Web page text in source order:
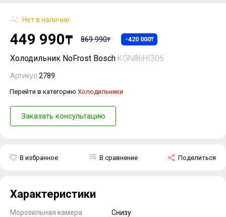
Холодильник NoFrost Bosch KGN86HI306
Артикул 2789
Перейти в категорию Холодильники
Заказать консультацию
Поделиться
В сравнение
В избранное
Нет в наличии
449 990₸ 869 990₸ -420 000₸
Характеристики
Морозильная камера Снизу